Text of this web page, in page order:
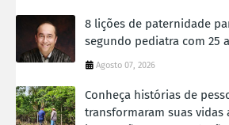
8 lições de paternidade
segundo pediatra com 25
Agosto 07, 2026
Conheça histórias de
transformaram suas vidas